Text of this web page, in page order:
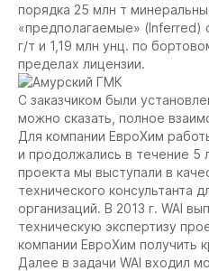
порядка 25 млн т
«предполагаемые» (Inferred)
г/т и 1,19 млн унц. по
пределах лицензии.
С заказчиком были
можно сказать, полное
Для компании ЕвроХим
и продолжались в течение 5
проекта мы выступали в
технического консультанта
организаций. В 2013 г. WAI
техническую экспертизу
компании ЕвроХим получить
Далее в задачи WAI входил